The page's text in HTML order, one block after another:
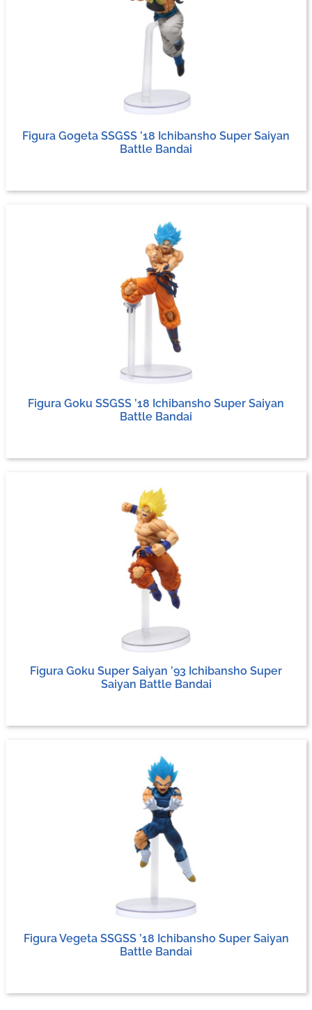
Figura Gogeta SSGSS ’18 Ichibansho Super Saiyan
Battle Bandai
Figura Goku SSGSS ’18 Ichibansho Super Saiyan
Battle Bandai
Figura Goku Super Saiyan ’93 Ichibansho Super
Saiyan Battle Bandai
Figura Vegeta SSGSS ’18 Ichibansho Super Saiyan
Battle Bandai